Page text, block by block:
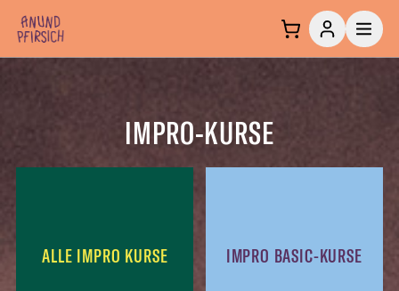
Zum Inhalt springen
IMPRO-KURSE
ALLE IMPRO KURSE IMPRO BASIC-KURSE